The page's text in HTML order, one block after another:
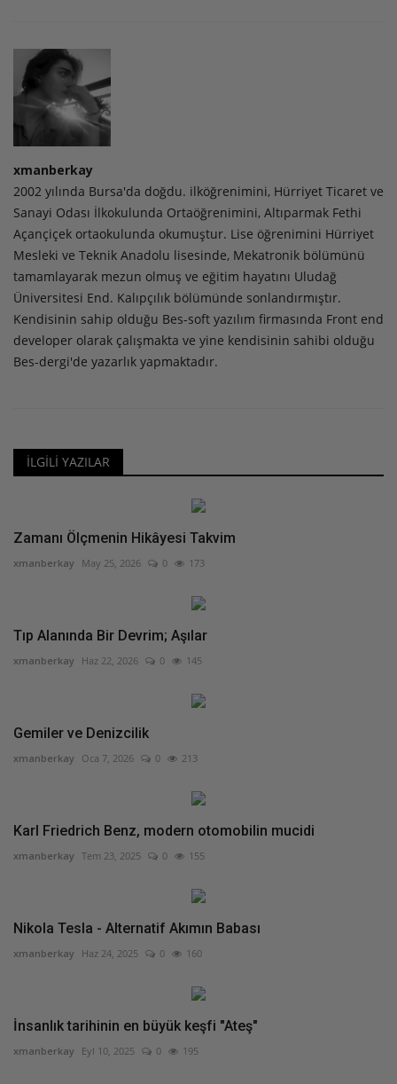
xmanberkay
2002 yılında Bursa'da doğdu. ilköğrenimini, Hürriyet Ticaret ve
Sanayi Odası İlkokulunda Ortaöğrenimini, Altıparmak Fethi
Açançiçek ortaokulunda okumuştur. Lise öğrenimini Hürriyet
Mesleki ve Teknik Anadolu lisesinde, Mekatronik bölümünü
tamamlayarak mezun olmuş ve eğitim hayatını Uludağ
Üniversitesi End. Kalıpçılık bölümünde sonlandırmıştır.
Kendisinin sahip olduğu Bes-soft yazılım firmasında Front end
developer olarak çalışmakta ve yine kendisinin sahibi olduğu
Bes-dergi'de yazarlık yapmaktadır.
İLGILI YAZILAR
Zamanı Ölçmenin Hikâyesi Takvim
xmanberkay May 25, 2026 0 173
Tıp Alanında Bir Devrim; Aşılar
xmanberkay Haz 22, 2026 0 145
Gemiler ve Denizcilik
xmanberkay Oca 7, 2026 0 213
Karl Friedrich Benz, modern otomobilin mucidi
xmanberkay Tem 23, 2025 0 155
Nikola Tesla - Alternatif Akımın Babası
xmanberkay Haz 24, 2025 0 160
İnsanlık tarihinin en büyük keşfi "Ateş"
xmanberkay Eyl 10, 2025 0 195